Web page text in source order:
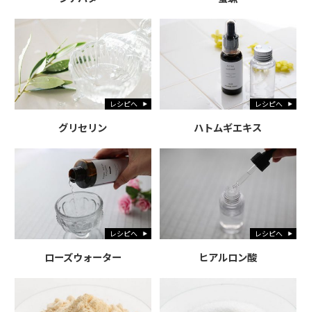
レシピへ
グリセリン
レシピへ
ハトムギエキス
レシピへ
ローズウォーター
レシピへ
ヒアルロン酸